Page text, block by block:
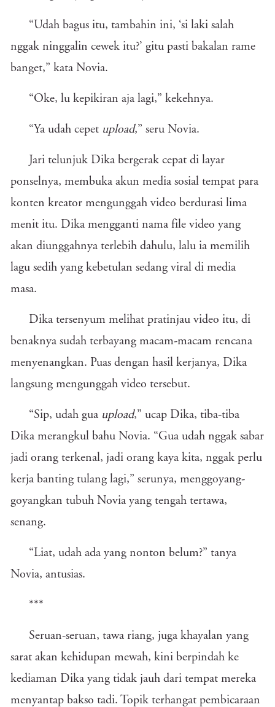
“Udah bagus itu, tambahin ini, ‘si laki salah
nggak ninggalin cewek itu?’ gitu pasti bakalan rame
banget,” kata Novia.
“Oke, lu kepikiran aja lagi,” kekehnya.
“Ya udah cepet upload,” seru Novia.
Jari telunjuk Dika bergerak cepat di layar
ponselnya, membuka akun media sosial tempat para
konten kreator mengunggah video berdurasi lima
menit itu. Dika mengganti nama file video yang
akan diunggahnya terlebih dahulu, lalu ia memilih
lagu sedih yang kebetulan sedang viral di media
masa.
Dika tersenyum melihat pratinjau video itu, di
benaknya sudah terbayang macam-macam rencana
menyenangkan. Puas dengan hasil kerjanya, Dika
langsung mengunggah video tersebut.
“Sip, udah gua upload,” ucap Dika, tiba-tiba
Dika merangkul bahu Novia. “Gua udah nggak sabar
jadi orang terkenal, jadi orang kaya kita, nggak perlu
kerja banting tulang lagi,” serunya, menggoyang-
goyangkan tubuh Novia yang tengah tertawa,
senang.
“Liat, udah ada yang nonton belum?” tanya
Novia, antusias.
***
Seruan-seruan, tawa riang, juga khayalan yang
sarat akan kehidupan mewah, kini berpindah ke
kediaman Dika yang tidak jauh dari tempat mereka
menyantap bakso tadi. Topik terhangat pembicaraan